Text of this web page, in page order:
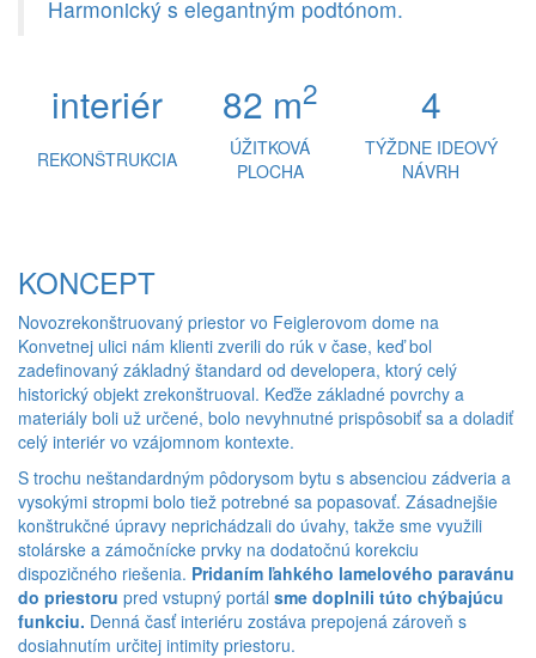
Harmonický s elegantným podtónom.
interiér 82 m2 4
REKONŠTRUKCIA
ÚŽITKOVÁ
PLOCHA
TÝŽDNE IDEOVÝ
NÁVRH
KONCEPT
Novozrekonštruovaný priestor vo Feiglerovom dome na
Konvetnej ulici nám klienti zverili do rúk v čase, keď bol
zadefinovaný základný štandard od developera, ktorý celý
historický objekt zrekonštruoval. Keďže základné povrchy a
materiály boli už určené, bolo nevyhnutné prispôsobiť sa a doladiť
celý interiér vo vzájomnom kontexte.
S trochu neštandardným pôdorysom bytu s absenciou zádveria a
vysokými stropmi bolo tiež potrebné sa popasovať. Zásadnejšie
konštrukčné úpravy neprichádzali do úvahy, takže sme využili
stolárske a zámočnícke prvky na dodatočnú korekciu
dispozičného riešenia. Pridaním ľahkého lamelového paravánu
do priestoru pred vstupný portál sme doplnili túto chýbajúcu
funkciu. Denná časť interiéru zostáva prepojená zároveň s
dosiahnutím určitej intimity priestoru.